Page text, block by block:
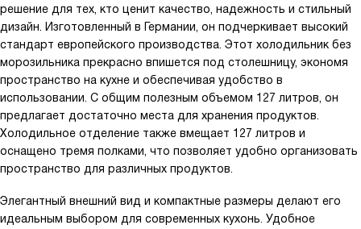
решение для тех, кто ценит качество, надежность и стильный
дизайн. Изготовленный в Германии, он подчеркивает высокий
стандарт европейского производства. Этот холодильник без
морозильника прекрасно впишется под столешницу, экономя
пространство на кухне и обеспечивая удобство в
использовании. С общим полезным объемом 127 литров, он
предлагает достаточно места для хранения продуктов.
Холодильное отделение также вмещает 127 литров и
оснащено тремя полками, что позволяет удобно организовать
пространство для различных продуктов.
Элегантный внешний вид и компактные размеры делают его
идеальным выбором для современных кухонь. Удобное